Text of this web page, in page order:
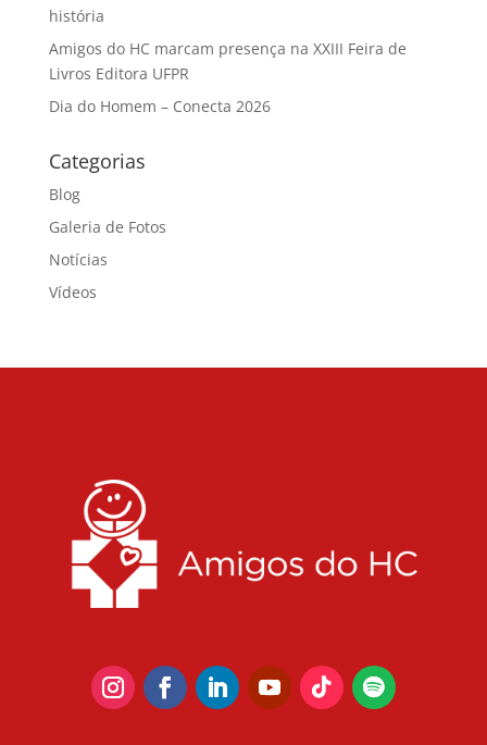
história
Amigos do HC marcam presença na XXIII Feira de
Livros Editora UFPR
Dia do Homem – Conecta 2026
Categorias
Blog
Galeria de Fotos
Notícias
Vídeos